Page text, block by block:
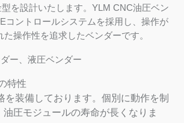
を設計いたします。YLM CNC油圧ベン
コントロールシステムを採用し、操作が
た操作性を追求したベンダーです。
ー、液圧ベンダー
特性
を装備しております。個別に動作を制
圧モジュールの寿命が長くなりま